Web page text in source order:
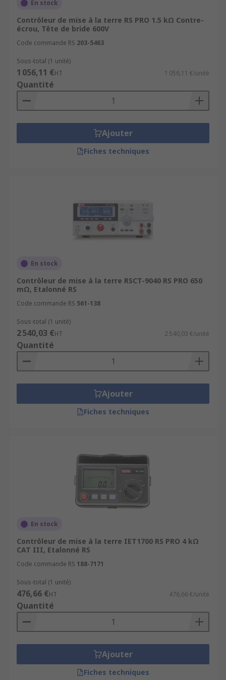
En stock
Contrôleur de mise à la terre RS PRO 1.5 kΩ Contre-
écrou, Tête de bride 600V
Code commande RS 203-5463
Sous-total (1 unité)
1 056,11 €HT 1 056,11 €/unité
Quantité
Ajouter
Fiches techniques
En stock
Contrôleur de mise à la terre RSCT-9040 RS PRO 650
mΩ, Etalonné RS
Code commande RS 561-138
Sous-total (1 unité)
2 540,03 €HT 2 540,03 €/unité
Quantité
Ajouter
Fiches techniques
En stock
Contrôleur de mise à la terre IET1700 RS PRO 4 kΩ
CAT III, Etalonné RS
Code commande RS 188-7171
Sous-total (1 unité)
476,66 €HT 476,66 €/unité
Quantité
Ajouter
Fiches techniques